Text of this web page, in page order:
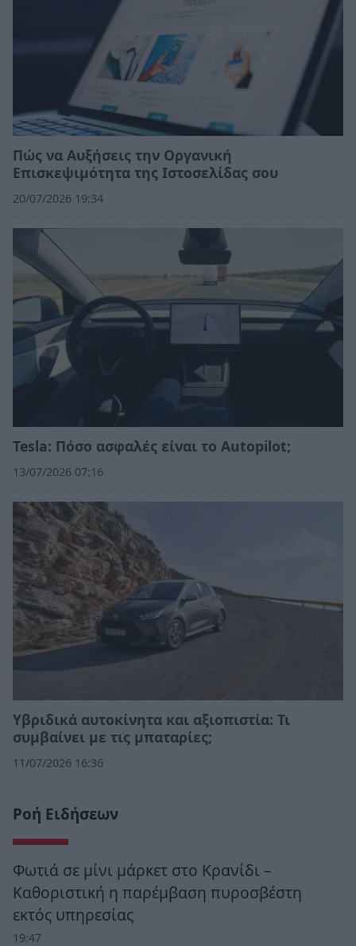
Πώς να Αυξήσεις την Οργανική
Επισκεψιμότητα της Ιστοσελίδας σου
20/07/2026 19:34
Tesla: Πόσο ασφαλές είναι το Autopilot;
13/07/2026 07:16
Υβριδικά αυτοκίνητα και αξιοπιστία: Τι
συμβαίνει με τις μπαταρίες;
11/07/2026 16:36
Ροή Ειδήσεων
Φωτιά σε μίνι μάρκετ στο Κρανίδι –
Καθοριστική η παρέμβαση πυροσβέστη
εκτός υπηρεσίας
19:47